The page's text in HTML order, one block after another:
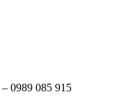
0989 085 915